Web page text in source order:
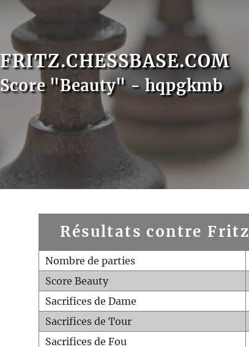
FRITZ.CHESSBASE.COM
Score "Beauty" - hqpgkmb
Résultats contre Fritz
Nombre de parties
Score Beauty
Sacrifices de Dame
Sacrifices de Tour
Sacrifices de Fou